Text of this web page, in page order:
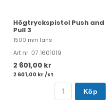
Högtryckspistol Push and
Pull 3
1500 mm lans
Art nr. 07.1601019
2 601,00 kr
2 601,00 kr /st
Köp